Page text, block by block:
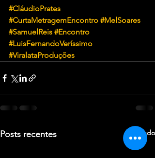
#CláudioPrates
#CurtaMetragemEncontro #MelSoares
#SamuelReis #Encontro
#LuisFernandoVeríssimo
#ViralataProduções
Posts recentes Ver tudo